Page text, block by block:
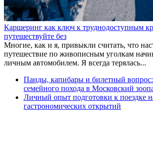
Каршеринг как ключ к труднодоступным
путешествуйте без
Многие, как и я, привыкли считать, что
путешествие по живописным уголкам
личным автомобилем. Я всегда терялась...
Панды, капибары и билетный
семейного похода в Московский
Личный опыт подготовки к поездке
гастрономических открытий